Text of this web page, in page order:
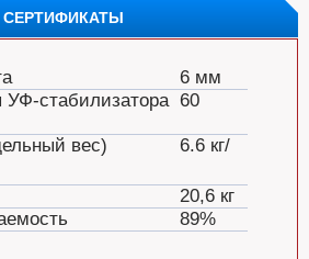
СЕРТИФИКАТЫ
6 мм
стабилизатора 60
вес)
6.6 кг/
20,6 кг
89%